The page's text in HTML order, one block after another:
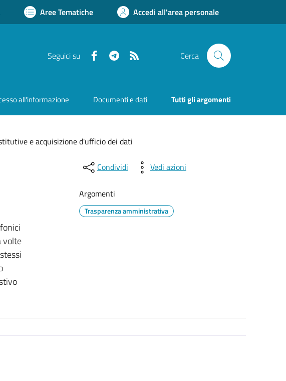
Aree Tematiche Accedi all'area personale
Seguici su FacebookTelegram Cerca
all'informazione Documenti e dati Tutti gli argomenti
e acquisizione d'ufficio dei dati
volte
Condividi Vedi azioni
Argomenti
Trasparenza amministrativa